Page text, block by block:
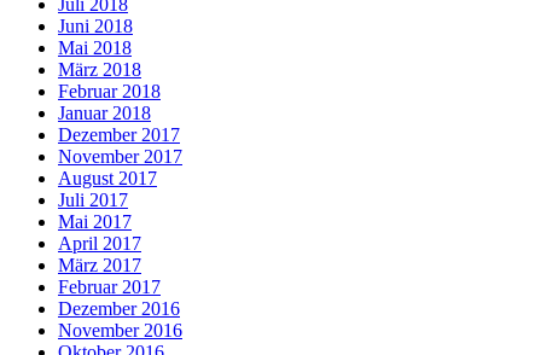
Juni 2018
Mai 2018
März 2018
Februar 2018
Januar 2018
Dezember 2017
November 2017
August 2017
Juli 2017
Mai 2017
April 2017
März 2017
Februar 2017
Dezember 2016
November 2016